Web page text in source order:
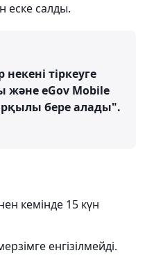
еске салды.
тіркеуге
және eGov Mobile
бере алады".
кемінде 15 күн
енгізілмейді.